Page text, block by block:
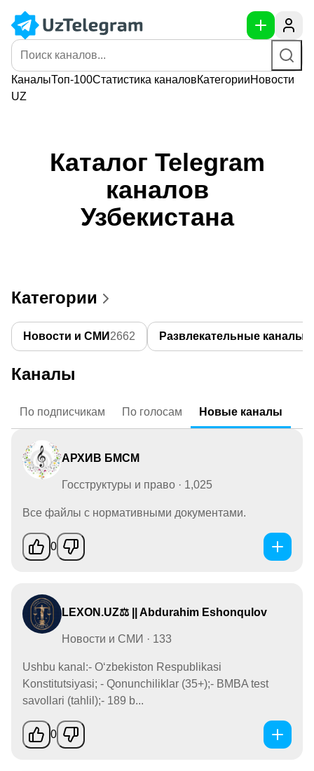
КаналыТоп-100Статистика каналовКатегорииНовости
UZ
Каталог Telegram
каналов
Узбекистана
Категории
Новости и СМИ 2662 Развлекательные каналы
Каналы
По подписчикам По голосам Новые каналы
АРХИВ БМСМ
Госструктуры и право · 1,025
Все файлы с нормативными документами.
0
LEXON.UZ⚖ || Abdurahim Eshonqulov
Новости и СМИ · 133
Ushbu kanal:- O‘zbekiston Respublikasi
Konstitutsiyasi; - Qonunchiliklar (35+);- BMBA test
savollari (tahlil);- 189 b...
0